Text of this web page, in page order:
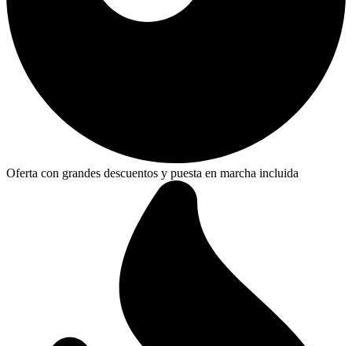
Oferta con grandes descuentos y puesta en marcha incluida